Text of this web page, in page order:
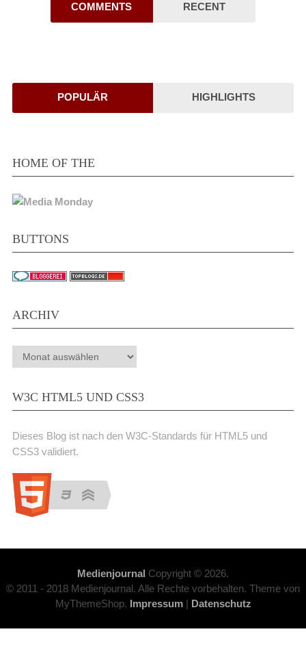
COMMENTS RECENT
POPULÄR HIGHLIGHTS
HOME OF THE
BUTTONS
ARCHIV
Archiv
W3C HTML5 UND CSS3
Dieses Blog ist nach den W3C-Standards für HTML5 und
CSS3 validiert.
Medienjournal Copyright © 2026.
© 2011 - 2018 Medienjournal. Alle Rechte vorbehalten. Theme von
MyThemeShop. Impressum| Datenschutz